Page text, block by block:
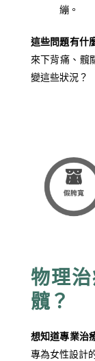
繃。
這些問題有什
來下背痛、髖
變這些狀況？
物理
髖？
想知道專業治
專為女性設計